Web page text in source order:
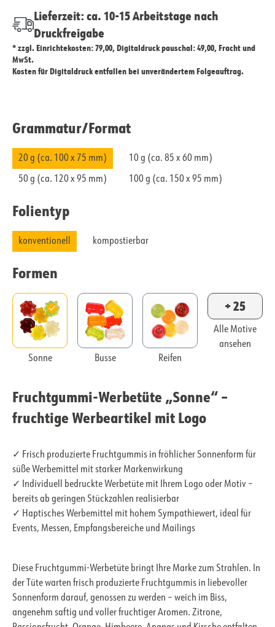
Lieferzeit: ca. 10-15 Arbeitstage nach
Druckfreigabe
* zzgl. Einrichtekosten: 79,00, Digitaldruck pauschal: 49,00, Fracht und
MwSt.
Kosten für Digitaldruck entfallen bei unverändertem Folgeauftrag.
Grammatur/​Format
20 g (ca. 100 x 75 mm) 10 g (ca. 85 x 60 mm)
50 g (ca. 120 x 95 mm) 100 g (ca. 150 x 95 mm)
Folientyp
konventionell kompostierbar
Formen
Sonne Busse Reifen
+ 25
Alle Motive
ansehen
Fruchtgummi-Werbetüte „Sonne“ –
fruchtige Werbeartikel mit Logo
✓ Frisch produzierte Fruchtgummis in fröhlicher Sonnenform für
süße Werbemittel mit starker Markenwirkung
✓ Individuell bedruckte Werbetüte mit Ihrem Logo oder Motiv –
bereits ab geringen Stückzahlen realisierbar
✓ Haptisches Werbemittel mit hohem Sympathiewert, ideal für
Events, Messen, Empfangsbereiche und Mailings
Diese Fruchtgummi-Werbetüte bringt Ihre Marke zum Strahlen. In
der Tüte warten frisch produzierte Fruchtgummis in liebevoller
Sonnenform darauf, genossen zu werden – weich im Biss,
angenehm saftig und voller fruchtiger Aromen. Zitrone,